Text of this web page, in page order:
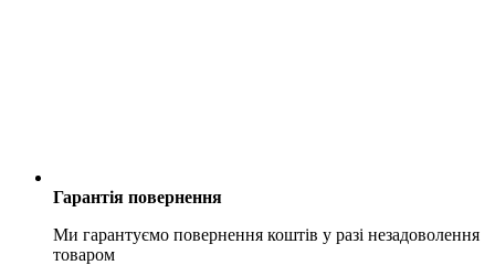
Гарантія повернення
Ми гарантуємо повернення коштів у разі незадоволення
товаром